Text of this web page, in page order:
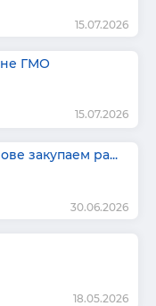
15.07.2026
не ГМО
15.07.2026
закупаем ра...
30.06.2026
18.05.2026